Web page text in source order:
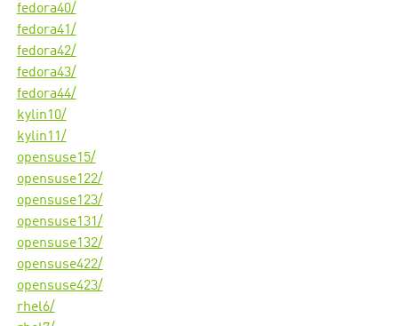
fedora40/
fedora41/
fedora42/
fedora43/
fedora44/
kylin10/
kylin11/
opensuse15/
opensuse122/
opensuse123/
opensuse131/
opensuse132/
opensuse422/
opensuse423/
rhel6/